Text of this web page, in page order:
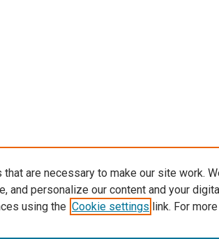
that are necessary to make our site work.
and personalize our content and your
using the Cookie settings link. For